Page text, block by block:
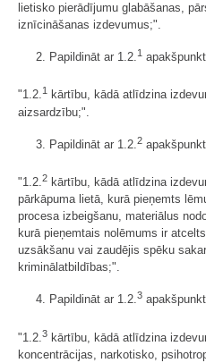
lietisko pierādījumu glabāšanas,
iznīcināšanas izdevumus;".
2. Papildināt ar 1.2.1
"1.2.1
kārtību, kādā atlīdzina
aizsardzību;".
3. Papildināt ar 1.2. 2
"1.2.2 kārtību, kādā atlīdzina
pārkāpuma lietā, kurā pieņemts
procesa izbeigšanu, materiālus
kurā pieņemtais nolēmums ir
uzsākšanu vai zaudējis spēku
kriminālatbildības;".
4. Papildināt ar 1.2.3
"1.2. 3 kārtību, kādā atlīdzina
koncentrācijas, narkotisko,